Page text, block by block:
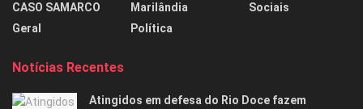
CASO SAMARCO
Geral
Marilândia
Política
Sociais
Notícias Recentes
Atingidos em defesa do Rio Doce fazem